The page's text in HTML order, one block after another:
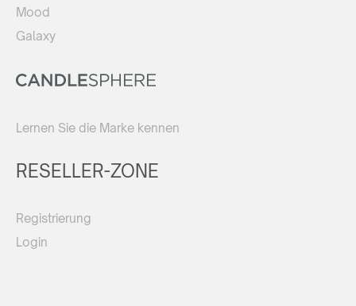
Mood
Galaxy
Lernen Sie die Marke kennen
RESELLER-ZONE
Registrierung
Login